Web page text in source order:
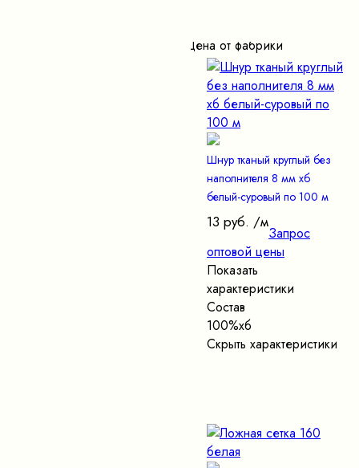
Цена от фабрики
Шнур тканый круглый без
наполнителя 8 мм хб
белый-суровый по 100 м
13 руб. /м
Запрос
оптовой цены
Показать
характеристики
Состав
100%хб
Скрыть характеристики